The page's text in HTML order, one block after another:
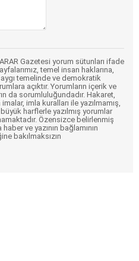
Gazetesi yorum sütunları ifade
temel insan haklarına,
temelinde ve demokratik
açıktır. Yorumların içerik ve
da sorumluluğundadır. Hakaret,
imla kuralları ile yazılmamış,
harflerle yazılmış yorumlar
Özensizce belirlenmiş
ve yazının bağlamının
bakılmaksızın